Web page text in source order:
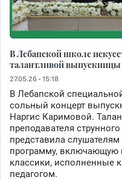
В Лебапской школе
талантливой
27.05.26 - 15:18
В Лебапской
сольный концерт
Наргис Каримовой.
преподавателя
представила
программу, включающую
классики, исполненные
педагогом.